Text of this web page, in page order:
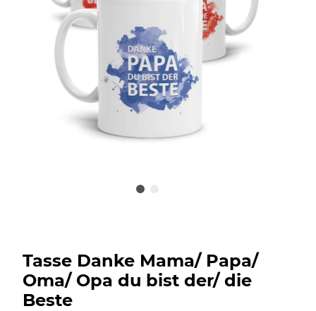
Tasse Danke Mama/ Papa/
Oma/ Opa du bist der/ die
Beste